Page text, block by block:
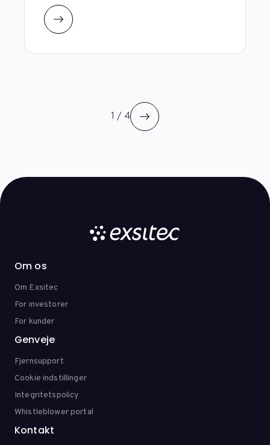
1 / 4
Om os
Om Exsitec
For investorer
For kunder
Genveje
Fjernsupport
Cookie indstillinger
Integritetspolicy
Whistleblower portal
Kontakt